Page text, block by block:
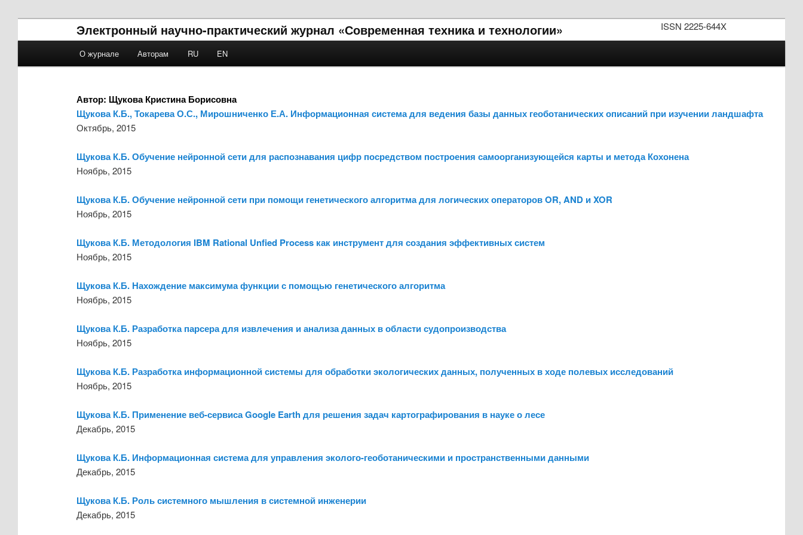
ISSN 2225-644X
Электронный научно-практический журнал «Современная техника и технологии»
Skip to primary content
Skip to secondary content
О журнале Авторам RU EN
Автор: Щукова Кристина Борисовна
Щукова К.Б., Токарева О.С., Мирошниченко Е.А. Информационная система для ведения базы данных геоботанических описаний при изучении ландшафта
Октябрь, 2015
Щукова К.Б. Обучение нейронной сети для распознавания цифр посредством построения самоорганизующейся карты и метода Кохонена
Ноябрь, 2015
Щукова К.Б. Обучение нейронной сети при помощи генетического алгоритма для логических операторов OR, AND и XOR
Ноябрь, 2015
Щукова К.Б. Методология IBM Rational Unfied Process как инструмент для создания эффективных систем
Ноябрь, 2015
Щукова К.Б. Нахождение максимума функции с помощью генетического алгоритма
Ноябрь, 2015
Щукова К.Б. Разработка парсера для извлечения и анализа данных в области судопроизводства
Ноябрь, 2015
Щукова К.Б. Разработка информационной системы для обработки экологических данных, полученных в ходе полевых исследований
Ноябрь, 2015
Щукова К.Б. Применение веб-сервиса Google Earth для решения задач картографирования в науке о лесе
Декабрь, 2015
Щукова К.Б. Информационная система для управления эколого-геоботаническими и пространственными данными
Декабрь, 2015
Щукова К.Б. Роль системного мышления в системной инженерии
Декабрь, 2015